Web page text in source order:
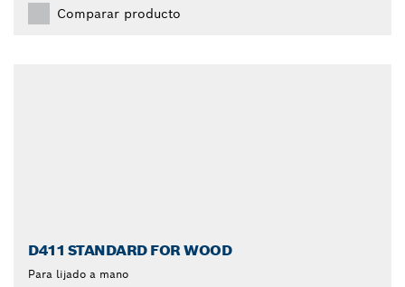
Comparar producto
D411 STANDARD FOR WOOD
Para lijado a mano